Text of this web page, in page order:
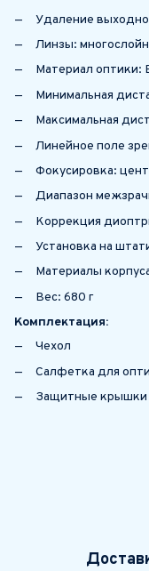
Удаление
Линзы:
Материал оптики:
Минимальная
Максимальная
Линейное поле
Фокусировка:
Диапазон
Коррекция
Установка на
Материалы
Вес: 680 г
Комплектация:
Чехол
Салфетка для
Защитные крышки